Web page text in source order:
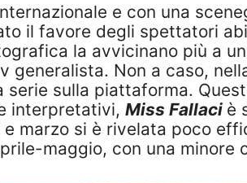
e con una
il favore degli spettatori
la avvicinano più a
Non a caso,
sulla piattaforma.
interpretativi, Miss Fallaci è
marzo si è rivelata poco
maggio, con una